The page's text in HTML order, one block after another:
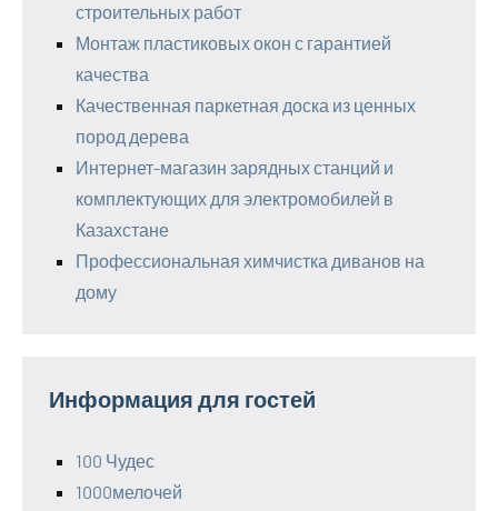
строительных работ
Монтаж пластиковых окон с гарантией
качества
Качественная паркетная доска из ценных
пород дерева
Интернет-магазин зарядных станций и
комплектующих для электромобилей в
Казахстане
Профессиональная химчистка диванов на
дому
Информация для гостей
100 Чудес
1000мелочей